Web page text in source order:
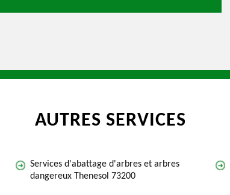
AUTRES SERVICES
Services d'abattage d'arbres et arbres
dangereux Thenesol 73200